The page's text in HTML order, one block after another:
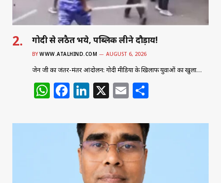
गोदी से लठैत भये, पब्लिक लीने दौड़ाय!
BY WWW.ATALHIND.COM AUGUST 6, 2026
जेन जी का जंतर-मंतर आंदोलन: गोदी मीडिया के खिलाफ युवाओं का खुला…
W
at
F
c
e
b
o
Li
k
e
dI
n
X E
ai
l
ar
e